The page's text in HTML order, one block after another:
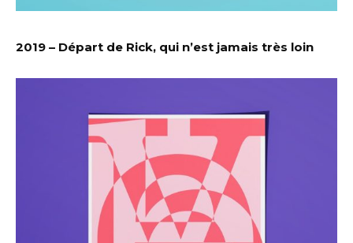
2019 – Départ de Rick, qui n’est jamais très loin